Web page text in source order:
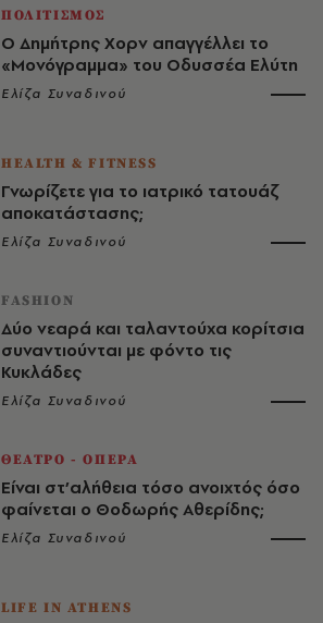
ΠΟΛΙΤΙΣΜΟΣ
Ο Δημήτρης Χορν απαγγέλλει το
«Μονόγραμμα» του Οδυσσέα Ελύτη
Ελίζα Συναδινού
HEALTH & FITNESS
Γνωρίζετε για το ιατρικό τατουάζ
αποκατάστασης;
Ελίζα Συναδινού
FASHION
Δύο νεαρά και ταλαντούχα κορίτσια
συναντιούνται με φόντο τις
Κυκλάδες
Ελίζα Συναδινού
ΘΕΑΤΡΟ - ΟΠΕΡΑ
Είναι στ’αλήθεια τόσο ανοιχτός όσο
φαίνεται ο Θοδωρής Αθερίδης;
Ελίζα Συναδινού
LIFE IN ATHENS